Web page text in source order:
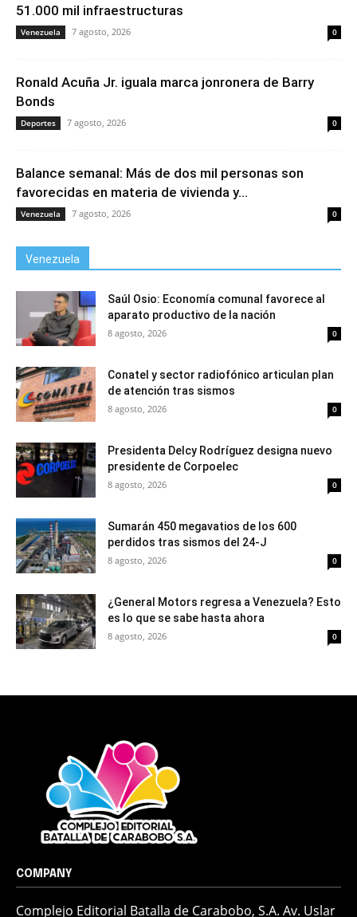
51.000 mil infraestructuras
Venezuela 7 agosto, 2026 0
Ronald Acuña Jr. iguala marca jonronera de Barry
Bonds
Deportes 7 agosto, 2026 0
Balance semanal: Más de dos mil personas son
favorecidas en materia de vivienda y...
Venezuela 7 agosto, 2026 0
Venezuela
Saúl Osio: Economía comunal favorece al
aparato productivo de la nación
8 agosto, 2026 0
Conatel y sector radiofónico articulan plan
de atención tras sismos
8 agosto, 2026 0
Presidenta Delcy Rodríguez designa nuevo
presidente de Corpoelec
8 agosto, 2026 0
Sumarán 450 megavatios de los 600
perdidos tras sismos del 24-J
8 agosto, 2026 0
¿General Motors regresa a Venezuela? Esto
es lo que se sabe hasta ahora
8 agosto, 2026 0
COMPANY
Complejo Editorial Batalla de Carabobo, S.A. Av. Uslar